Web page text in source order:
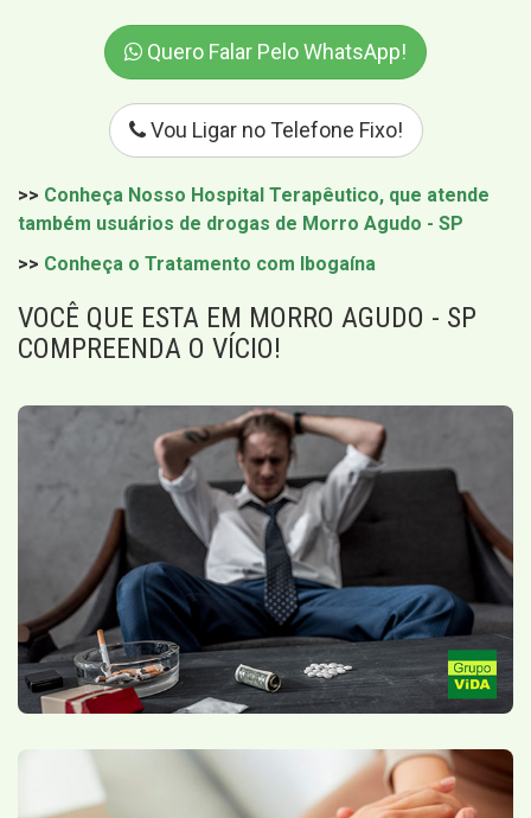
Quero Falar Pelo WhatsApp!
Vou Ligar no Telefone Fixo!
>> Conheça Nosso Hospital Terapêutico, que atende
também usuários de drogas de Morro Agudo - SP
>> Conheça o Tratamento com Ibogaína
VOCÊ QUE ESTA EM MORRO AGUDO - SP
COMPREENDA O VÍCIO!